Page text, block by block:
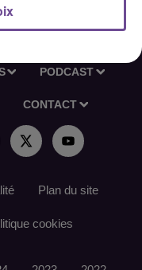
PODCAST
CONTACT
Plan du site
cookies